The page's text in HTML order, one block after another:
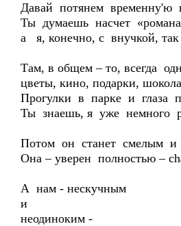
Давай потянем временну'ю
Ты думаешь насчет
а я, конечно, с внучкой,
Там, в общем – то, всегда
цветы, кино, подарки,
Прогулки в парке и глаза
Ты знаешь, я уже немного
Потом он станет смелым и
Она – уверен полностью –
А нам - нескучным
и
неодиноким -